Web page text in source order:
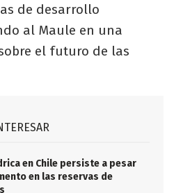
de desarrollo
al Maule en una
el futuro de las
en Chile persiste a pesar
en las reservas de